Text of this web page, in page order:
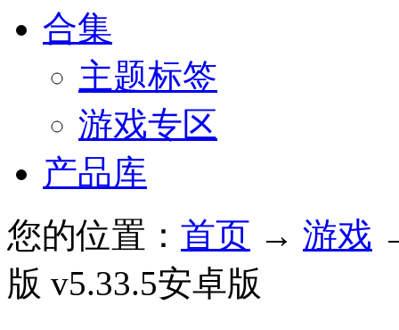
合集
主题标签
游戏专区
产品库
您的位置： 首页 → 游戏
版 v5.33.5安卓版